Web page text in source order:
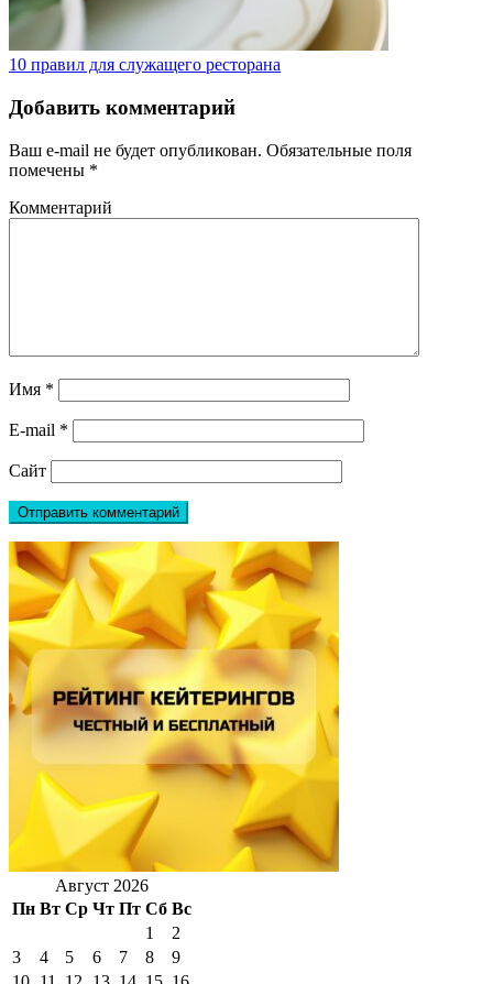
10 правил для служащего ресторана
Добавить комментарий
Ваш e-mail не будет опубликован. Обязательные поля
помечены *
Комментарий
Имя *
E-mail *
Сайт
Август 2026
Пн Вт Ср Чт Пт Сб Вс
1
2
3
4 5 6 7 8
9